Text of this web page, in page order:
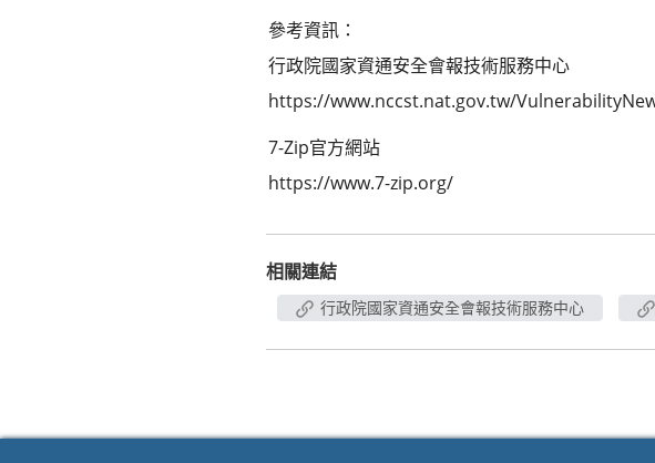
參考資訊：
行政院國家資通安全會報技術服務中心
https://www.nccst.nat.gov.tw/
7-Zip官方網站
https://www.7-zip.org/
相關連結
行政院國家資通安全會報技術服務中心